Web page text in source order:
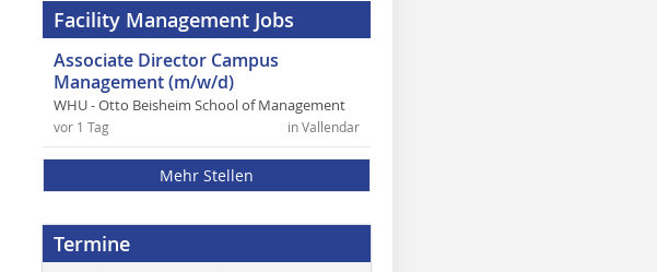
Facility Management Jobs
Associate Director Campus
Management (m/w/d)
WHU - Otto Beisheim School of Management
in Vallendar
vor 1 Tag
Mehr Stellen
Termine